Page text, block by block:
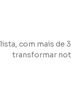
com mais de
transformar